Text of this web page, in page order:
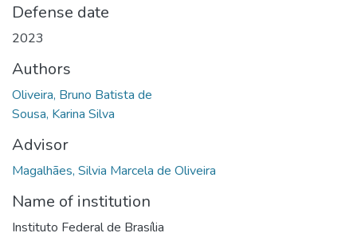
Defense date
2023
Authors
Oliveira, Bruno Batista de
Sousa, Karina Silva
Advisor
Magalhães, Silvia Marcela de Oliveira
Name of institution
Instituto Federal de Brasília